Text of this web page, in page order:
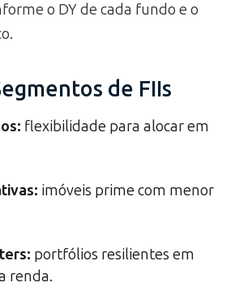
o DY de cada fundo e o
de FIIs
: flexibilidade para alocar em
: imóveis prime com menor
: portfólios resilientes em
renda.